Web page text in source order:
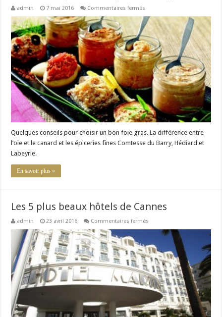
admin 7 mai 2016 Commentaires fermés
choisir
le
meilleur
foie
gras,
oie
ou
canard,
quelle
marque
de
foie
gras
?
Quelques conseils pour choisir un bon foie gras. La différence entre
l’oie et le canard et les épiceries fines Comtesse du Barry, Hédiard et
Labeyrie.
En savoir plus »
Les 5 plus beaux hôtels de Cannes
admin 23 avril 2016 Commentaires fermés
beaux
hôtels
de
Cannes